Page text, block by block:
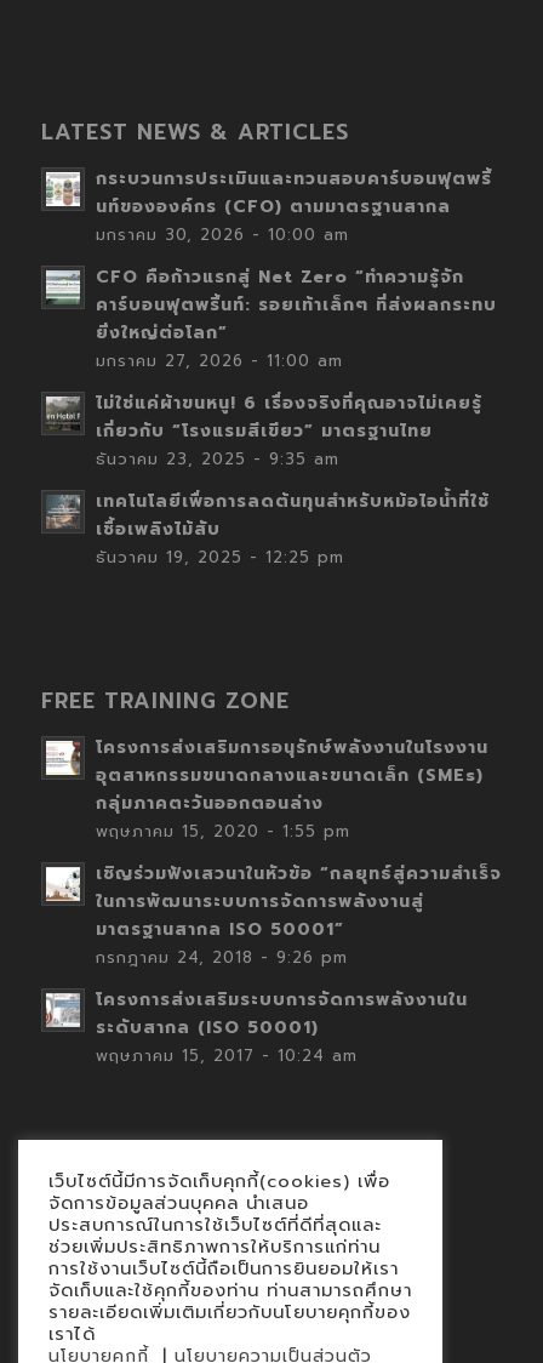
LATEST NEWS & ARTICLES
กระบวนการประเมินและทวนสอบคาร์บอนฟุตพริ้
นท์ขององค์กร (CFO) ตามมาตรฐานสากล
มกราคม 30, 2026 - 10:00 am
CFO คือก้าวแรกสู่ Net Zero “ทำความรู้จัก
คาร์บอนฟุตพริ้นท์: รอยเท้าเล็กๆ ที่ส่งผลกระทบ
ยิ่งใหญ่ต่อโลก”
มกราคม 27, 2026 - 11:00 am
ไม่ใช่แค่ผ้าขนหนู! 6 เรื่องจริงที่คุณอาจไม่เคยรู้
เกี่ยวกับ “โรงแรมสีเขียว” มาตรฐานไทย
ธันวาคม 23, 2025 - 9:35 am
เทคโนโลยีเพื่อการลดต้นทุนสำหรับหม้อไอน้ำที่ใช้
เชื้อเพลิงไม้สับ
ธันวาคม 19, 2025 - 12:25 pm
FREE TRAINING ZONE
โครงการส่งเสริมการอนุรักษ์พลังงานในโรงงาน
อุตสาหกรรมขนาดกลางและขนาดเล็ก (SMEs)
กลุ่มภาคตะวันออกตอนล่าง
พฤษภาคม 15, 2020 - 1:55 pm
เชิญร่วมฟังเสวนาในหัวข้อ “กลยุทธ์สู่ความสำเร็จ
ในการพัฒนาระบบการจัดการพลังงานสู่
มาตรฐานสากล ISO 50001”
กรกฎาคม 24, 2018 - 9:26 pm
โครงการส่งเสริมระบบการจัดการพลังงานใน
ระดับสากล (ISO 50001)
พฤษภาคม 15, 2017 - 10:24 am
Contact
นโยบายคุกกี้
นโยบายข้อมูลส่วนบุคคล
เว็บไซต์นี้มีการจัดเก็บคุกกี้(cookies) เพื่อ
จัดการข้อมูลส่วนบุคคล นำเสนอ
ประสบการณ์ในการใช้เว็บไซต์ที่ดีที่สุดและ
ช่วยเพิ่มประสิทธิภาพการให้บริการแก่ท่าน
การใช้งานเว็บไซต์นี้ถือเป็นการยินยอมให้เรา
จัดเก็บและใช้คุกกี้ของท่าน ท่านสามารถศึกษา
รายละเอียดเพิ่มเติมเกี่ยวกับนโยบายคุกกี้ของ
เราได้
นโยบายคุกกี้ | นโยบายความเป็นส่วนตัว